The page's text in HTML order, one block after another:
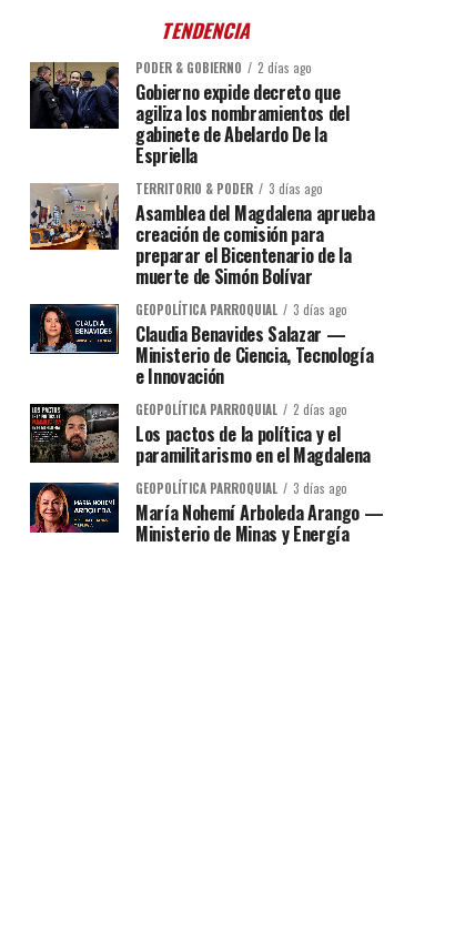
TENDENCIA
PODER & GOBIERNO 2 días ago
Gobierno expide decreto que
agiliza los nombramientos del
gabinete de Abelardo De la
Espriella
TERRITORIO & PODER 3 días ago
Asamblea del Magdalena aprueba
creación de comisión para
preparar el Bicentenario de la
muerte de Simón Bolívar
GEOPOLÍTICA PARROQUIAL 3 días ago
Claudia Benavides Salazar —
Ministerio de Ciencia, Tecnología
e Innovación
GEOPOLÍTICA PARROQUIAL 2 días ago
Los pactos de la política y el
paramilitarismo en el Magdalena
GEOPOLÍTICA PARROQUIAL 3 días ago
María Nohemí Arboleda Arango —
Ministerio de Minas y Energía